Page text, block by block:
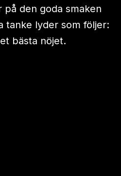
den goda smaken
tanke lyder som följer:
bästa nöjet.